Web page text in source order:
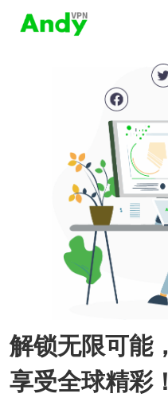
解锁无限可能，
享受全球精彩！